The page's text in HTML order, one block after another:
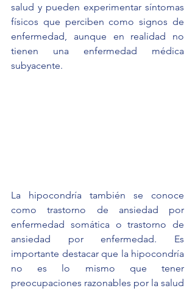
salud y pueden experimentar síntomas
físicos que perciben como signos de
enfermedad, aunque en realidad no
tienen una enfermedad médica
subyacente.
La hipocondría también se conoce
como trastorno de ansiedad por
enfermedad somática o trastorno de
ansiedad por enfermedad. Es
importante destacar que la hipocondría
no es lo mismo que tener
preocupaciones razonables por la salud